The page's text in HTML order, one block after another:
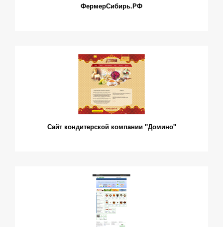
ФермерСибирь.РФ
Сайт кондитерской компании "Домино"